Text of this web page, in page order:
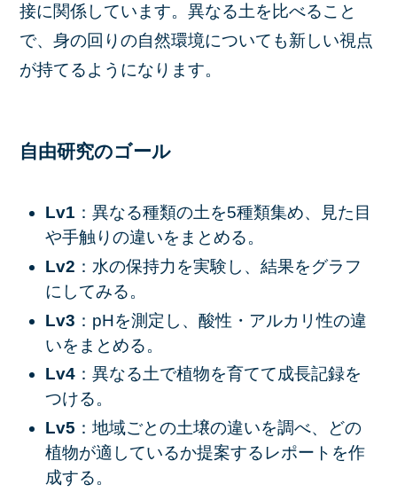
接に関係しています。異なる土を比べること
で、身の回りの自然環境についても新しい視点
が持てるようになります。
自由研究のゴール
Lv1 ：異なる種類の土を5種類集め、見た目
や手触りの違いをまとめる。
Lv2 ：水の保持力を実験し、結果をグラフ
にしてみる。
Lv3 ：pHを測定し、酸性・アルカリ性の違
いをまとめる。
Lv4：異なる土で植物を育てて成長記録を
つける。
Lv5 ：地域ごとの土壌の違いを調べ、どの
植物が適しているか提案するレポートを作
成する。